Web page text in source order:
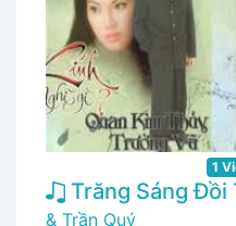
1
Trăng Sáng Đồi
& Trần Quý